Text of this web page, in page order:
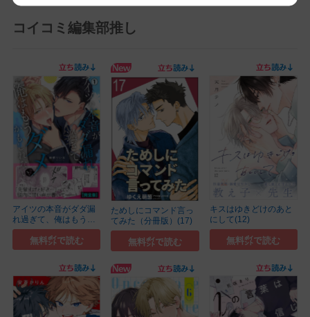
コイコミ編集部推し
アイツの本音がダダ漏
れ過ぎて、俺はもう
ダ...(1)
無料㌽で読む
ためしにコマンド言っ
てみた（分冊版）(17)
無料㌽で読む
キスはゆきどけのあと
にして(12)
無料㌽で読む